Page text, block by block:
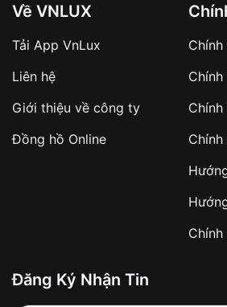
sản phẩm đặc biệt
hàng
Số tiền còn lại thanh toán
✔️ Đảm bảo xử lý đơn hàng
✔️ Hạn chế tình trạng hủy
Từ khóa SEO:
Về VNLUX
Tải App VnLux
Liên hệ
Giới thiệu về công ty
Đồng hồ Online
Đăng Ký Nhận Tin